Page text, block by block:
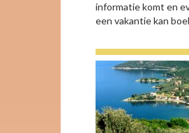
informatie komt en
een vakantie kan